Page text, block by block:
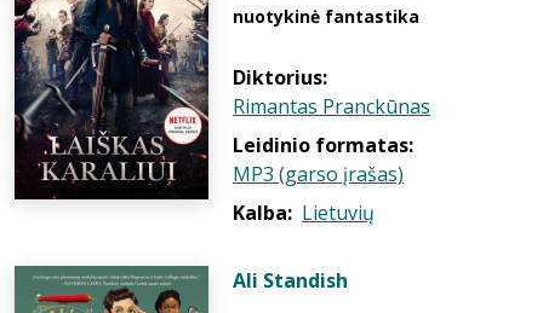
nuotykinė fantastika
Diktorius:
Rimantas Pranckūnas
Leidinio formatas:
MP3 (garso įrašas)
Kalba: Lietuvių
Ali Standish